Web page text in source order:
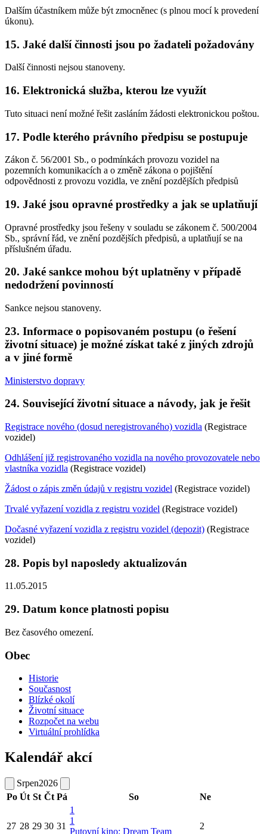
Dalším účastníkem může být zmocněnec (s plnou mocí k provedení
úkonu).
15. Jaké další činnosti jsou po žadateli požadovány
Další činnosti nejsou stanoveny.
16. Elektronická služba, kterou lze využít
Tuto situaci není možné řešit zasláním žádosti elektronickou poštou.
17. Podle kterého právního předpisu se postupuje
Zákon č. 56/2001 Sb., o podmínkách provozu vozidel na
pozemních komunikacích a o změně zákona o pojištění
odpovědnosti z provozu vozidla, ve znění pozdějších předpisů
19. Jaké jsou opravné prostředky a jak se uplatňují
Opravné prostředky jsou řešeny v souladu se zákonem č. 500/2004
Sb., správní řád, ve znění pozdějších předpisů, a uplatňují se na
příslušném úřadu.
20. Jaké sankce mohou být uplatněny v případě
nedodržení povinností
Sankce nejsou stanoveny.
23. Informace o popisovaném postupu (o řešení
životní situace) je možné získat také z jiných zdrojů
a v jiné formě
Ministerstvo dopravy
24. Související životní situace a návody, jak je řešit
Registrace nového (dosud neregistrovaného) vozidla (Registrace
vozidel)
Odhlášení již registrovaného vozidla na nového provozovatele nebo
vlastníka vozidla (Registrace vozidel)
Žádost o zápis změn údajů v registru vozidel (Registrace vozidel)
Trvalé vyřazení vozidla z registru vozidel (Registrace vozidel)
Dočasné vyřazení vozidla z registru vozidel (depozit) (Registrace
vozidel)
28. Popis byl naposledy aktualizován
11.05.2015
29. Datum konce platnosti popisu
Bez časového omezení.
Obec
Historie
Současnost
Blízké okolí
Životní situace
Rozpočet na webu
Virtuální prohlídka
Kalendář akcí
Srpen2026
Po Út St Čt Pá So Ne
27 28 29 30 31
1
1
Putovní kino: Dream Team
2